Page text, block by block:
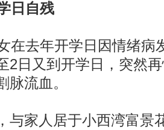
日自残
去年开学日因情绪病
2日又到开学日，突然
脉流血。
家人居于小西湾富景